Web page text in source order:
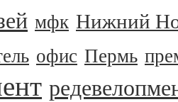
мфк Нижний
офис Пермь